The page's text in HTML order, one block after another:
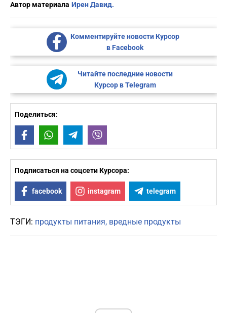
Автор материала Ирен Давид.
Комментируйте новости Курсор
в Facebook
Читайте последние новости
Курсор в Telegram
Поделиться:
FacebookWhatsAppTelegram
Подписаться на соцсети Курсора:
facebook instagram telegram
ТЭГИ: продукты питания вредные продукты